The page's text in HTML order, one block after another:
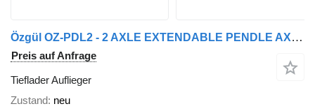
Özgül OZ-PDL2 - 2 AXLE EXTENDABLE PENDLE AXLE LOW LOADER
Preis auf Anfrage
Tieflader Auflieger
Zustand neu